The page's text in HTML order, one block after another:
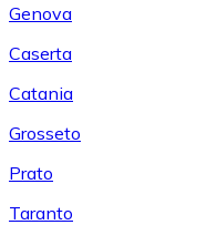
Genova
Caserta
Catania
Grosseto
Prato
Taranto